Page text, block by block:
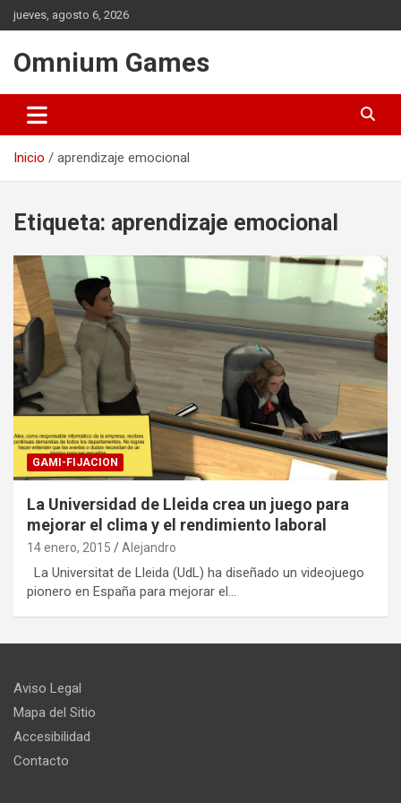
Saltar
al
jueves, agosto 6, 2026
Omnium Games
Inicio aprendizaje emocional
Etiqueta: aprendizaje emocional
GAMI-FIJACION
La Universidad de Lleida crea un juego para
mejorar el clima y el rendimiento laboral
14 enero, 2015 Alejandro
La Universitat de Lleida (UdL) ha diseñado un videojuego
pionero en España para mejorar el…
Aviso Legal
Mapa del Sitio
Accesibilidad
Contacto